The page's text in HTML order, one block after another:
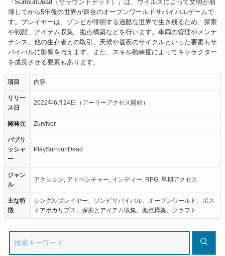
『SurrounDead（サラウンドデッド）』は、ウイルスによって文明が崩
壊してから5年後の世界が舞台のオープンワールドサバイバルゲームで
す。プレイヤーは、ゾンビが徘徊する過酷な世界で生き残るため、探索
や戦闘、アイテム収集、拠点構築などを行います。車両の管理やメンテ
ナンス、他の生存者との取引、天候や昼夜のサイクルといった要素もサ
バイバルに影響を与えます。また、スキル熟練度によってキャラクター
を成長させる要素もあります。
項目 内容
リリー
ス日
2022年6月24日（アーリーアクセス開始）
開発元 Zurvivor
パブリ
ッシャ
ー
PlaySurrounDead
ジャン
ル
アクション, アドベンチャー, インディー, RPG, 早期アクセス
主な特
徴
シングルプレイヤー、ゾンビサバイバル、オープンワールド、ポス
トアポカリプス、探索とアイテム収集、拠点構築、クラフト